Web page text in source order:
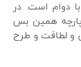
دوام است. در
همین بس
و لطافت و طرح‌